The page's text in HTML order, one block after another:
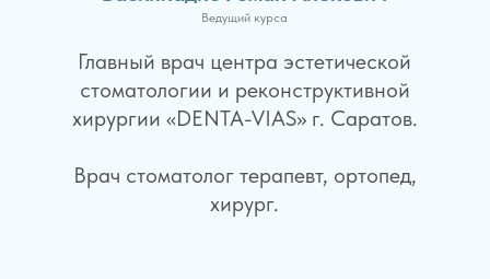
Ведущий курса
Главный врач центра эстетической
стоматологии и реконструктивной
хирургии «DENTA-VIAS» г. Саратов.
Врач стоматолог терапевт, ортопед,
хирург.